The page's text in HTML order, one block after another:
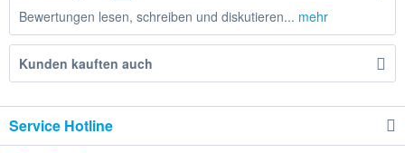
Bewertungen lesen, schreiben und diskutieren... mehr
Kunden kauften auch
Service Hotline